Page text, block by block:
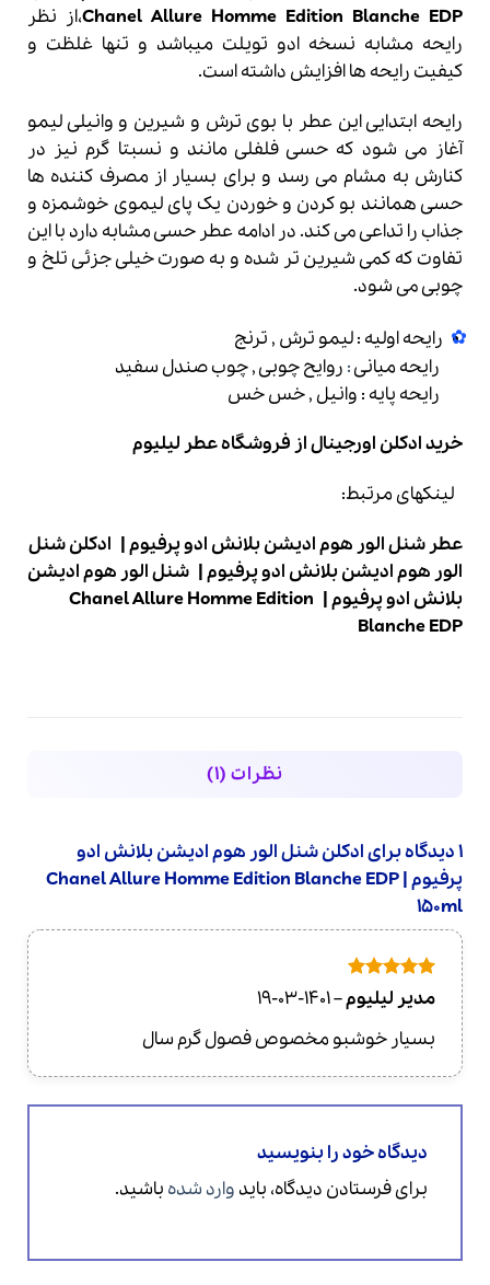
Chanel Allure Homme Edition Blanche EDP،از نظر
رایحه مشابه نسخه ادو تویلت میباشد و تنها غلظت و
کیفیت رایحه ها افزایش داشته است.
رایحه ابتدایی این عطر با بوی ترش و شیرین و وانیلی لیمو
آغاز می شود که حسی فلفلی مانند و نسبتا گرم نیز در
کنارش به مشام می رسد و برای بسیار از مصرف کننده ها
حسی همانند بو کردن و خوردن یک پای لیموی خوشمزه و
جذاب را تداعی می کند. در ادامه عطر حسی مشابه دارد با این
تفاوت که کمی شیرین تر شده و به صورت خیلی جزئی تلخ و
چوبی می شود.
رایحه اولیه : لیمو ترش , ترنج
رایحه میانی: روایح چوبی , چوب صندل سفید
رایحه پایه : وانیل , خس خس
خرید ادکلن اورجینال از فروشگاه عطر لیلیوم
لینکهای مرتبط:
عطر شنل الور هوم ادیشن بلانش ادو پرفیوم| ادکلن شنل
الور هوم ادیشن بلانش ادو پرفیوم| شنل الور هوم ادیشن
بلانش ادو پرفیوم|
Chanel Allure Homme Edition
Blanche EDP
نظرات (1)
1 دیدگاه برای
ادکلن شنل الور هوم ادیشن بلانش ادو
پرفیوم | Chanel Allure Homme Edition Blanche EDP
150ml
امتیاز
از
5
مدیر لیلیوم–
1401-03-19
بسیار خوشبو مخصوص فصول گرم سال
دیدگاه خود را بنویسید
برای فرستادن دیدگاه، باید وارد شده باشید.